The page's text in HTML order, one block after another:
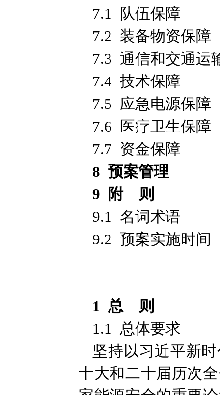
7.1 队伍保障
7.2 装备物资保障
7.3 通信和交通运
7.4 技术保障
7.5 应急电源保障
7.6 医疗卫生保障
7.7 资金保障
8 预案管理
9 附 则
9.1 名词术语
9.2 预案实施时间
1 总 则
1.1 总体要求
坚持以习近平新
十大和二十届历次